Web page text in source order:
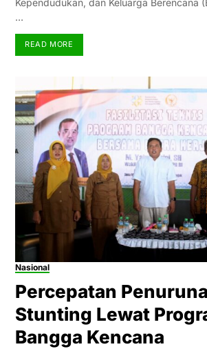
…
READ MORE
Nasional
Percepatan
Stunting Lewat
Bangga Kencana